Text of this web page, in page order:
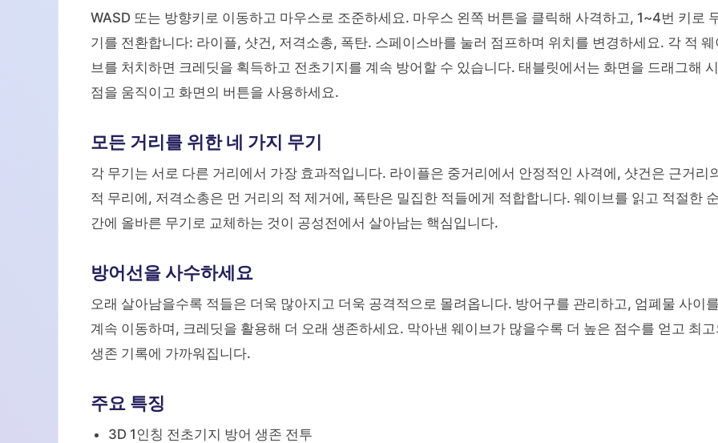
WASD 또는 방향키로 이동하고 마우스로 조준하세요. 마우스 왼쪽 버튼을 클릭해 사격하고, 1~4번 키로
기를 전환합니다: 라이플, 샷건, 저격소총, 폭탄. 스페이스바를 눌러 점프하며 위치를 변경하세요. 각 적 웨
브를 처치하면 크레딧을 획득하고 전초기지를 계속 방어할 수 있습니다. 태블릿에서는 화면을 드래그해 시
점을 움직이고 화면의 버튼을 사용하세요.
모든 거리를 위한 네 가지 무기
각 무기는 서로 다른 거리에서 가장 효과적입니다. 라이플은 중거리에서 안정적인 사격에, 샷건은 근거리
적 무리에, 저격소총은 먼 거리의 적 제거에, 폭탄은 밀집한 적들에게 적합합니다. 웨이브를 읽고 적절한
간에 올바른 무기로 교체하는 것이 공성전에서 살아남는 핵심입니다.
방어선을 사수하세요
오래 살아남을수록 적들은 더욱 많아지고 더욱 공격적으로 몰려옵니다. 방어구를 관리하고, 엄폐물 사이
계속 이동하며, 크레딧을 활용해 더 오래 생존하세요. 막아낸 웨이브가 많을수록 더 높은 점수를 얻고 최
생존 기록에 가까워집니다.
주요 특징
3D 1인칭 전초기지 방어 생존 전투